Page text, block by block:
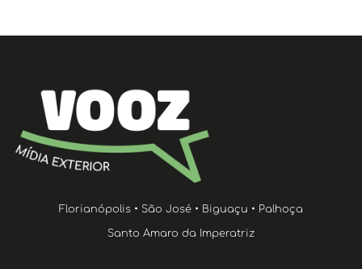
Florianópolis • São José • Biguaçu • Palhoça
Santo Amaro da Imperatriz